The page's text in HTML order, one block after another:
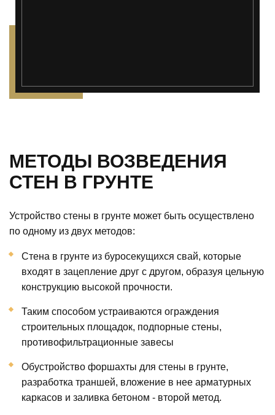
МЕТОДЫ ВОЗВЕДЕНИЯ
СТЕН В ГРУНТЕ
Устройство стены в грунте может быть осуществлено
по одному из двух методов:
Стена в грунте из буросекущихся свай, которые
входят в зацепление друг с другом, образуя цельную
конструкцию высокой прочности.
Таким способом устраиваются ограждения
строительных площадок, подпорные стены,
противофильтрационные завесы
Обустройство форшахты для стены в грунте,
разработка траншей, вложение в нее арматурных
каркасов и заливка бетоном - второй метод.